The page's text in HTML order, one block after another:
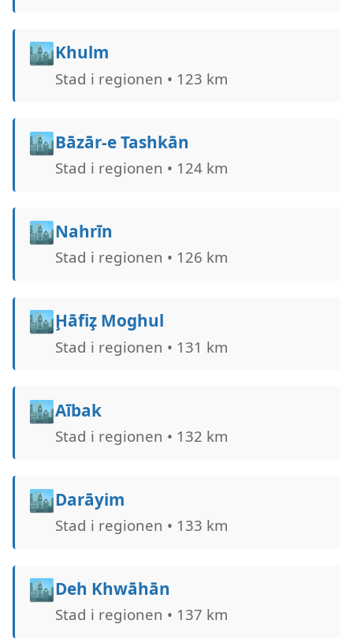
🏙️Khulm
Stad i regionen • 123 km
🏙️Bāzār-e Tashkān
Stad i regionen • 124 km
🏙️Nahrīn
Stad i regionen • 126 km
🏙️Ḩāfiz̧ Moghul
Stad i regionen • 131 km
🏙️Aībak
Stad i regionen • 132 km
🏙️Darāyim
Stad i regionen • 133 km
🏙️Deh Khwāhān
Stad i regionen • 137 km